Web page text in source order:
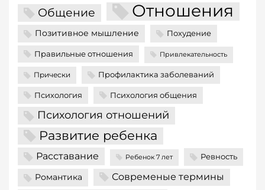
Общение Отношения
Позитивное мышление Похудение
Правильные отношения Привлекательность
Прически Профилактика заболеваний
Психология Психология общения
Психология отношений
Развитие ребенка
Расставание Ребенок 7 лет Ревность
Романтика Современые термины